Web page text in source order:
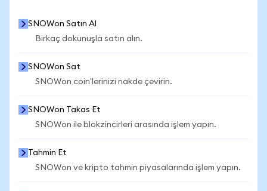
SNOWon Satın Al
Birkaç dokunuşla satın alın.
SNOWon Sat
SNOWon coin'lerinizi nakde çevirin.
SNOWon Takas Et
SNOWon ile blokzincirleri arasında işlem yapın.
Tahmin Et
SNOWon ve kripto tahmin piyasalarında işlem yapın.